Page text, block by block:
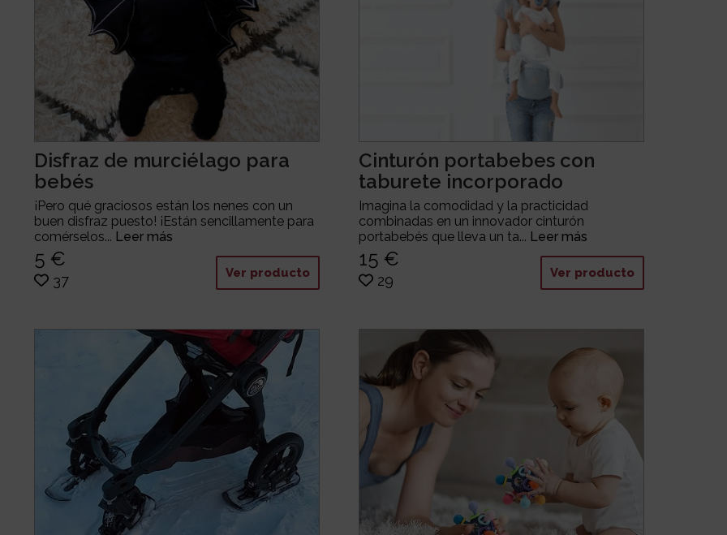
Disfraz de murciélago para
bebés
¡Pero qué graciosos están los nenes con un
buen disfraz puesto! ¡Están sencillamente para
comérselos... Leer más
5 €
37 Ver producto
Cinturón portabebes con
taburete incorporado
Imagina la comodidad y la practicidad
combinadas en un innovador cinturón
portabebés que lleva un ta... Leer más
15 €
29 Ver producto